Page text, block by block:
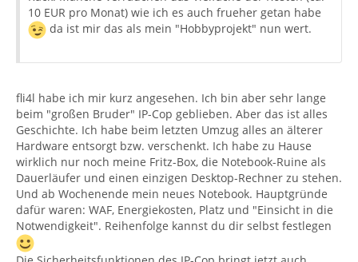
10 EUR pro Monat) wie ich es auch frueher getan habe
da ist mir das als mein "Hobbyprojekt" nun wert.
fli4l habe ich mir kurz angesehen. Ich bin aber sehr lange
beim "großen Bruder" IP-Cop geblieben. Aber das ist alles
Geschichte. Ich habe beim letzten Umzug alles an älterer
Hardware entsorgt bzw. verschenkt. Ich habe zu Hause
wirklich nur noch meine Fritz-Box, die Notebook-Ruine als
Dauerläufer und einen einzigen Desktop-Rechner zu stehen.
Und ab Wochenende mein neues Notebook. Hauptgründe
dafür waren: WAF, Energiekosten, Platz und "Einsicht in die
Notwendigkeit". Reihenfolge kannst du dir selbst festlegen